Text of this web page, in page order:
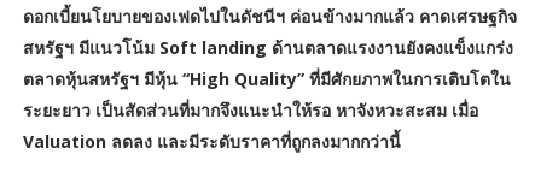
ดอกเบี้ยนโยบายของเฟดไปในดัชนีฯ ค่อนข้างมากแล้ว คาดเศรษฐกิจ
สหรัฐฯ มีแนวโน้ม Soft landing ด้านตลาดแรงงานยังคงแข็งแกร่ง
ตลาดหุ้นสหรัฐฯ มีหุ้น “High Quality” ที่มีศักยภาพในการเติบโตใน
ระยะยาว เป็นสัดส่วนที่มากจึงแนะนำให้รอ หาจังหวะสะสม เมื่อ
Valuation ลดลง และมีระดับราคาที่ถูกลงมากกว่านี้